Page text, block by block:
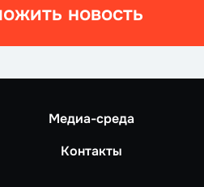
новость
Медиа-среда
Контакты